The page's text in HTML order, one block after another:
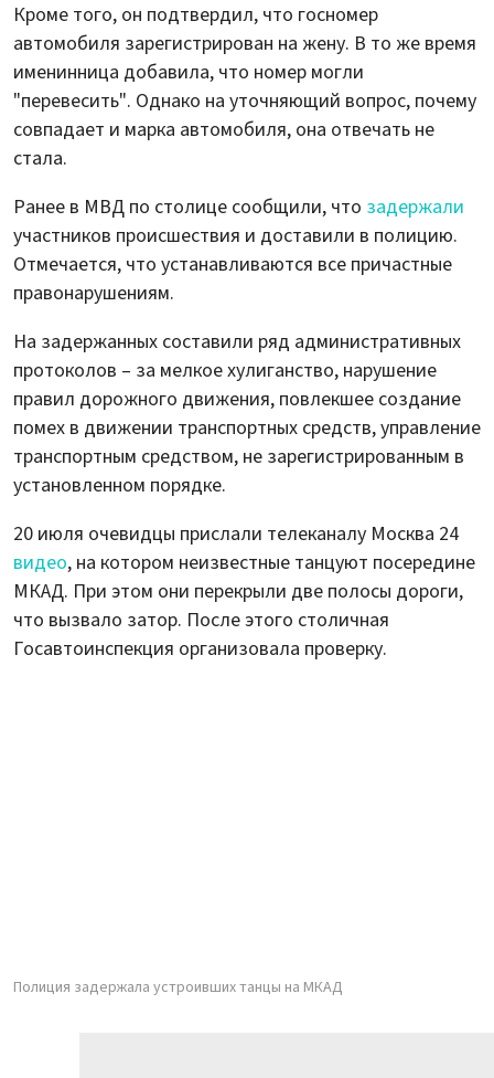
Кроме того, он подтвердил, что госномер
автомобиля зарегистрирован на жену. В то же время
именинница добавила, что номер могли
"перевесить". Однако на уточняющий вопрос, почему
совпадает и марка автомобиля, она отвечать не
стала.
Ранее в МВД по столице сообщили, что задержали
участников происшествия и доставили в полицию.
Отмечается, что устанавливаются все причастные
правонарушениям.
На задержанных составили ряд административных
протоколов – за мелкое хулиганство, нарушение
правил дорожного движения, повлекшее создание
помех в движении транспортных средств, управление
транспортным средством, не зарегистрированным в
установленном порядке.
20 июля очевидцы прислали телеканалу Москва 24
видео, на котором неизвестные танцуют посередине
МКАД. При этом они перекрыли две полосы дороги,
что вызвало затор. После этого столичная
Госавтоинспекция организовала проверку.
Полиция задержала устроивших танцы на МКАД